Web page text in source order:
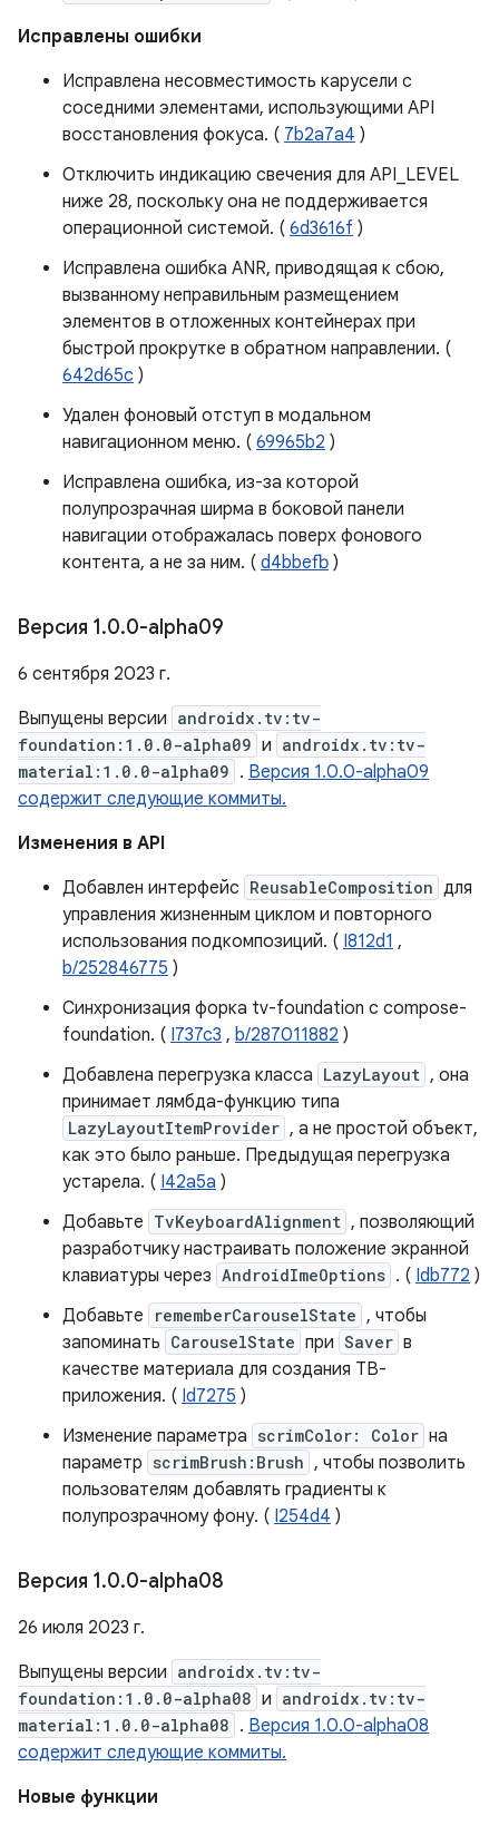
Исправлены ошибки
Исправлена ​​несовместимость карусели с
соседними элементами, использующими API
восстановления фокуса. ( 7b2a7a4 )
Отключить индикацию свечения для API_LEVEL
ниже 28, поскольку она не поддерживается
операционной системой. ( 6d3616f )
Исправлена ​​ошибка ANR, приводящая к сбою,
вызванному неправильным размещением
элементов в отложенных контейнерах при
быстрой прокрутке в обратном направлении. (
642d65c )
Удален фоновый отступ в модальном
навигационном меню. ( 69965b2 )
Исправлена ​​ошибка, из-за которой
полупрозрачная ширма в боковой панели
навигации отображалась поверх фонового
контента, а не за ним. ( d4bbefb )
Версия 1.0.0-alpha09
6 сентября 2023 г.
Выпущены версии androidx.tv:tv-
foundation:1.0.0-alpha09 и androidx.tv:tv-
material:1.0.0-alpha09 . Версия 1.0.0-alpha09
содержит следующие коммиты.
Изменения в API
Добавлен интерфейс ReusableComposition для
управления жизненным циклом и повторного
использования подкомпозиций. ( I812d1 ,
b/252846775 )
Синхронизация форка tv-foundation с compose-
foundation. ( I737c3 , b/287011882 )
Добавлена ​​перегрузка класса LazyLayout , она
принимает лямбда-функцию типа
LazyLayoutItemProvider , а не простой объект,
как это было раньше. Предыдущая перегрузка
устарела. ( I42a5a )
Добавьте TvKeyboardAlignment , позволяющий
разработчику настраивать положение экранной
клавиатуры через AndroidImeOptions . ( Idb772 )
Добавьте
rememberCarouselState , чтобы
запоминать CarouselState при Saver в
качестве материала для создания ТВ-
приложения. ( Id7275 )
Изменение параметра scrimColor: Color на
параметр scrimBrush:Brush , чтобы позволить
пользователям добавлять градиенты к
полупрозрачному фону. ( I254d4 )
Версия 1.0.0-alpha08
26 июля 2023 г.
Выпущены версии androidx.tv:tv-
foundation:1.0.0-alpha08 и androidx.tv:tv-
material:1.0.0-alpha08 . Версия 1.0.0-alpha08
содержит следующие коммиты.
Новые функции